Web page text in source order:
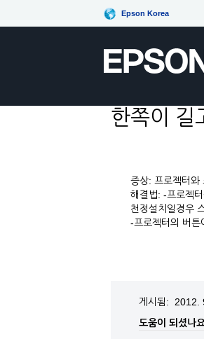
Epson Korea
한쪽이 길
증상: 프로젝터와
해결법: -프로젝
천정설치일경우
-프로젝터의 버튼
게시됨: 2012.
도움이 되셨나